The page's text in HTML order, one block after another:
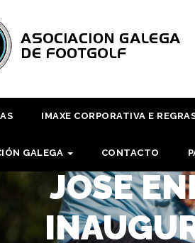
IMAXE CORPORATIVA E
GALEGA CONTACTO
JOSE